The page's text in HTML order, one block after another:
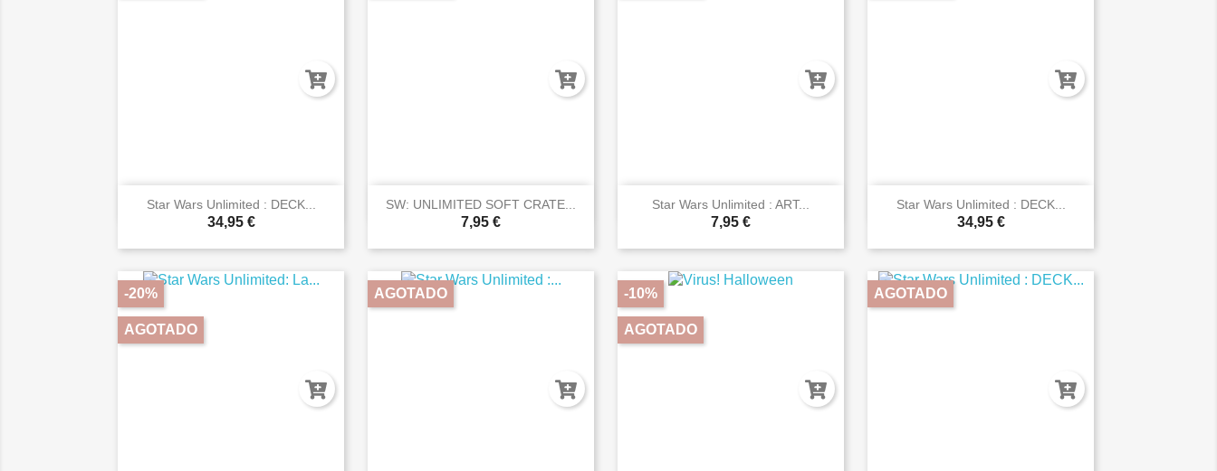
Star Wars Unlimited : DECK...
34,95 €
Vista rápida SW: UNLIMITED SOFT CRATE...
7,95 €
Vista rápida Star Wars Unlimited : ART...
7,95 €
Vista rápida Star Wars Unlimited : DECK...
34,95 €
Vista rápida
-20%
AGOTADO
AGOTADO -10%
AGOTADO
AGOTADO